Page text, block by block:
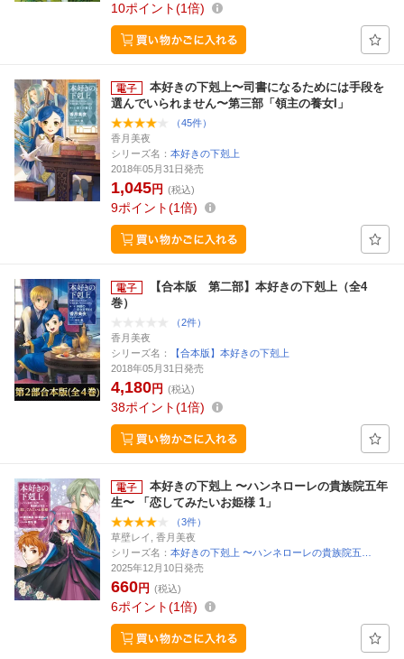
10ポイント 1倍
本好きの下剋上〜司書になるためには手段を
選んでいられません〜第三部「領主の養女I」
（45件）
香月美夜
シリーズ名： 本好きの下剋上
2018年05月31日発売
1,045円 (税込)
9ポイント 1倍
【合本版 第二部】本好きの下剋上（全4
巻）
（2件）
香月美夜
シリーズ名：
【合本版】本好きの下剋上
2018年05月31日発売
4,180円 (税込)
38ポイント 1倍
本好きの下剋上 〜ハンネローレの貴族院五年
生〜 「恋してみたいお姫様 1」
（3件）
草壁レイ, 香月美夜
シリーズ名： 本好きの下剋上 〜ハンネローレの貴族院五…
2025年12月10日発売
660円 (税込)
6ポイント 1倍